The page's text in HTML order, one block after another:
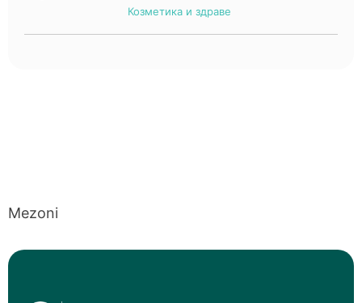
Козметика и здраве
Mezoni